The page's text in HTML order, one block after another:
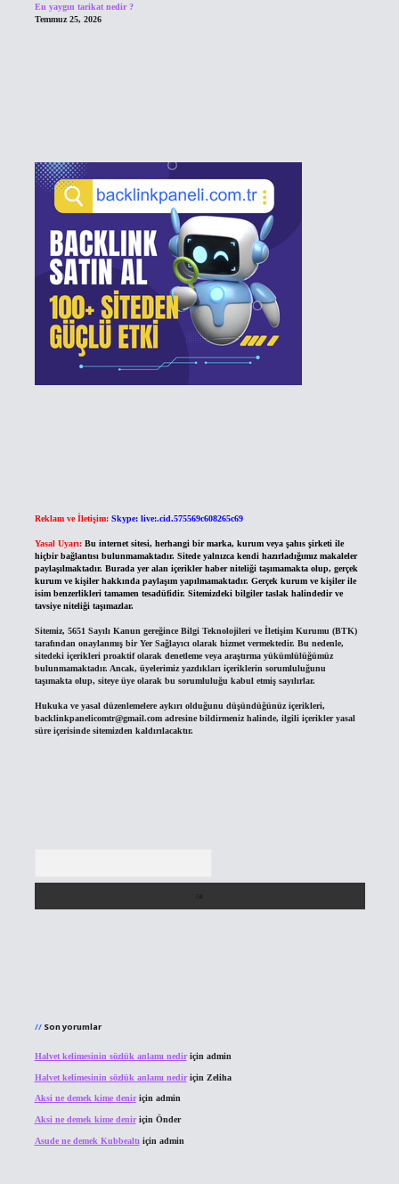
En yaygın tarikat nedir ?
Temmuz 25, 2026
Reklam ve İletişim: Skype: live:.cid.575569c608265c69
Yasal Uyarı: Bu internet sitesi, herhangi bir marka, kurum veya şahıs şirketi ile
hiçbir bağlantısı bulunmamaktadır. Sitede yalnızca kendi hazırladığımız makaleler
paylaşılmaktadır. Burada yer alan içerikler haber niteliği taşımamakta olup, gerçek
kurum ve kişiler hakkında paylaşım yapılmamaktadır. Gerçek kurum ve kişiler ile
isim benzerlikleri tamamen tesadüfidir. Sitemizdeki bilgiler taslak halindedir ve
tavsiye niteliği taşımazlar.
Sitemiz, 5651 Sayılı Kanun gereğince Bilgi Teknolojileri ve İletişim Kurumu (BTK)
tarafından onaylanmış bir Yer Sağlayıcı olarak hizmet vermektedir. Bu nedenle,
sitedeki içerikleri proaktif olarak denetleme veya araştırma yükümlülüğümüz
bulunmamaktadır. Ancak, üyelerimiz yazdıkları içeriklerin sorumluluğunu
taşımakta olup, siteye üye olarak bu sorumluluğu kabul etmiş sayılırlar.
Hukuka ve yasal düzenlemelere aykırı olduğunu düşündüğünüz içerikleri,
backlinkpanelicomtr@gmail.comadresine bildirmeniz halinde, ilgili içerikler yasal
süre içerisinde sitemizden kaldırılacaktır.
Son yorumlar
Halvet kelimesinin sözlük anlamı nediriçin admin
Halvet kelimesinin sözlük anlamı nediriçin Zeliha
Aksi ne demek kime deniriçin admin
Aksi ne demek kime deniriçin Önder
Asude ne demek Kubbealtı için admin